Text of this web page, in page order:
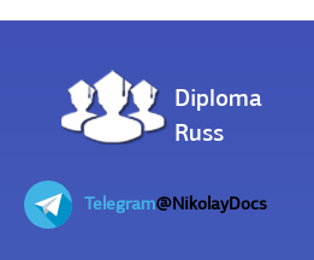
Diploma
Russ
Telegram@NikolayDocs